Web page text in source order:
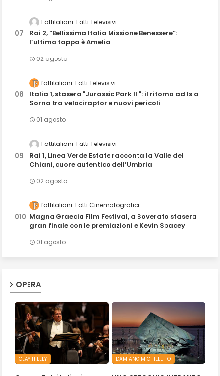
Fattitaliani Fatti Televisivi
Rai 2, “Bellissima Italia Missione Benessere”:
l’ultima tappa è Amelia
02 agosto
fattitaliani Fatti Televisivi
Italia 1, stasera "Jurassic Park III": il ritorno ad Isla
Sorna tra velociraptor e nuovi pericoli
01 agosto
Fattitaliani Fatti Televisivi
Rai 1, Linea Verde Estate racconta la Valle del
Chiani, cuore autentico dell’Umbria
02 agosto
fattitaliani Fatti Cinematografici
Magna Graecia Film Festival, a Soverato stasera
gran finale con le premiazioni e Kevin Spacey
01 agosto
OPERA
CLAY HILLEY DAMIANO MICHIELETTO